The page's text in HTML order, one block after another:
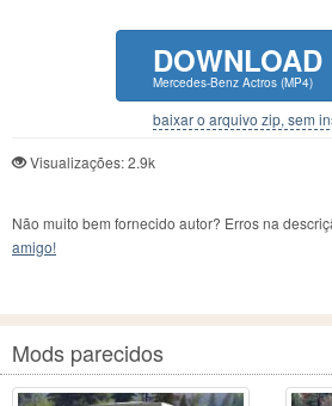
DOWNLOAD
Mercedes-Benz Actros (MP4)
baixar o arquivo zip, sem
Visualizações: 2.9k
Não muito bem fornecido autor? Erros na
amigo!
Mods parecidos